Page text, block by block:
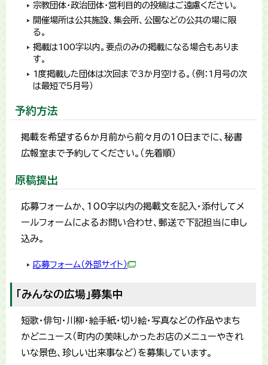
宗教団体・政治団体・営利目的の投稿はご遠慮ください。
開催場所は公共施設、集会所、公園などの公共の場に限
る。
掲載は100字以内。要点のみの掲載になる場合もありま
す。
1度掲載した団体は次回まで3か月空ける。（例：1月号の次
は最短で5月号）
予約方法
掲載を希望する6か月前から前々月の10日までに、秘書
広報室まで予約してください。（先着順）
原稿提出
応募フォームか、100字以内の掲載文を記入・添付してメ
ールフォームによるお問い合わせ、郵送で下記担当に申し
込み。
応募フォーム（外部サイト）
「みんなの広場」募集中
短歌・俳句・川柳・絵手紙・切り絵・写真などの作品やまち
かどニュース（町内の美味しかったお店のメニューやきれ
いな景色、珍しい出来事など）を募集しています。